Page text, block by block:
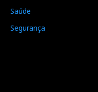
Saúde
Segurança